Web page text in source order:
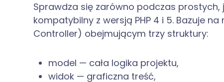
Sprawdza się zarówno podczas
kompatybilny z wersją PHP 4 i 5. Bazuje
Controller) obejmującym trzy struktury:
model — cała logika projektu,
widok — graficzna treść,